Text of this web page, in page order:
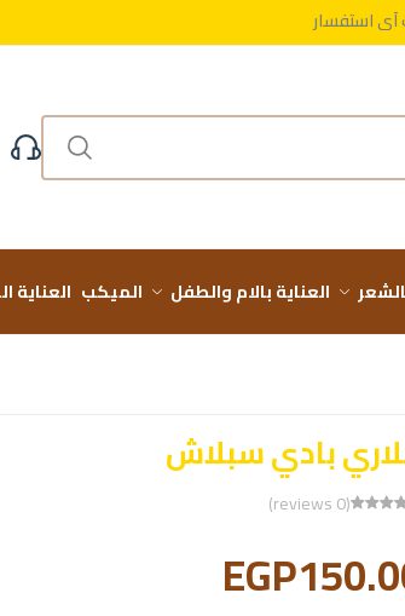
أي استفسار
999 ج
العناية بالام والطفل الميكب العناية
بادي سبلاش
(0 reviews)